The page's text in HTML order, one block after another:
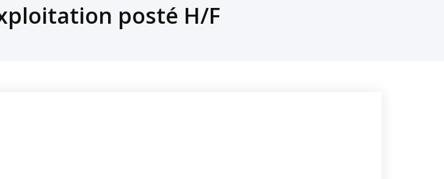
posté H/F